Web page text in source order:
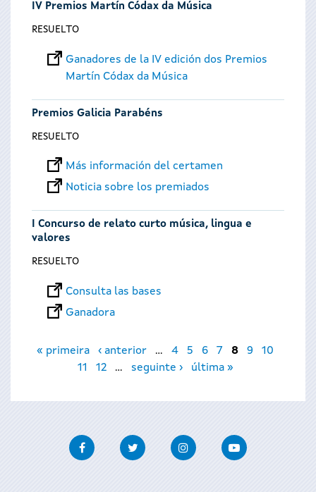
IV Premios Martín Códax da Música
RESUELTO
Ganadores de la IV edición dos Premios
Martín Códax da Música
Premios Galicia Parabéns
RESUELTO
Más información del certamen
Noticia sobre los premiados
I Concurso de relato curto música, lingua e
valores
RESUELTO
Consulta las bases
Ganadora
Páginas
« primeira ‹ anterior … 4 5 6 7 8 9
10
11
12 … seguinte › última »
FacebookTwitter InstagramYoutube